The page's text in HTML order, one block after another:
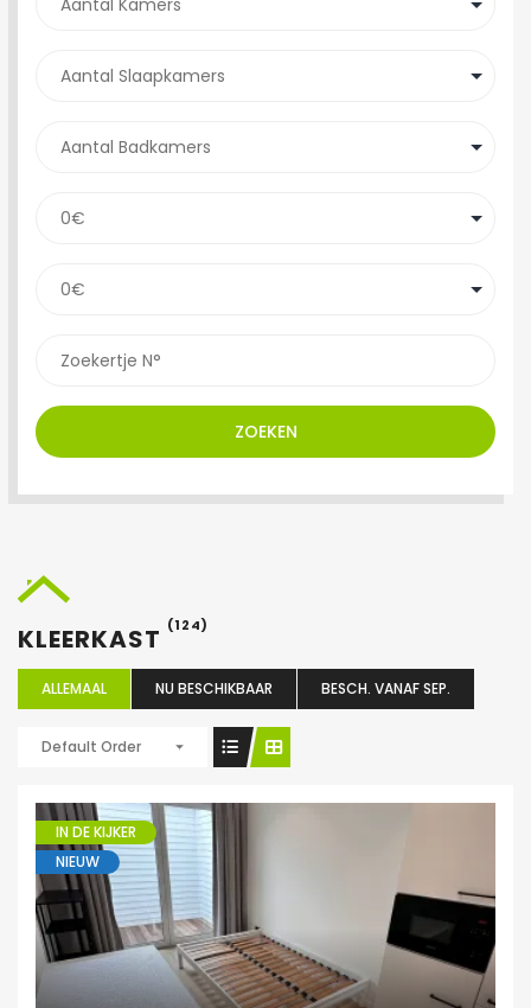
ZOEKEN
KLEERKAST (124)
ALLEMAAL NU BESCHIKBAAR BESCH. VANAF SEP.
Default Order
IN DE KIJKER
NIEUW